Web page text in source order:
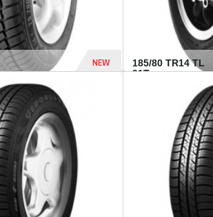
NEW
185/80 TR14 TL
91T...